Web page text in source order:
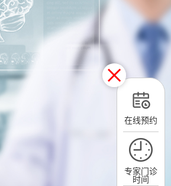
在线预约
专家门诊
时间